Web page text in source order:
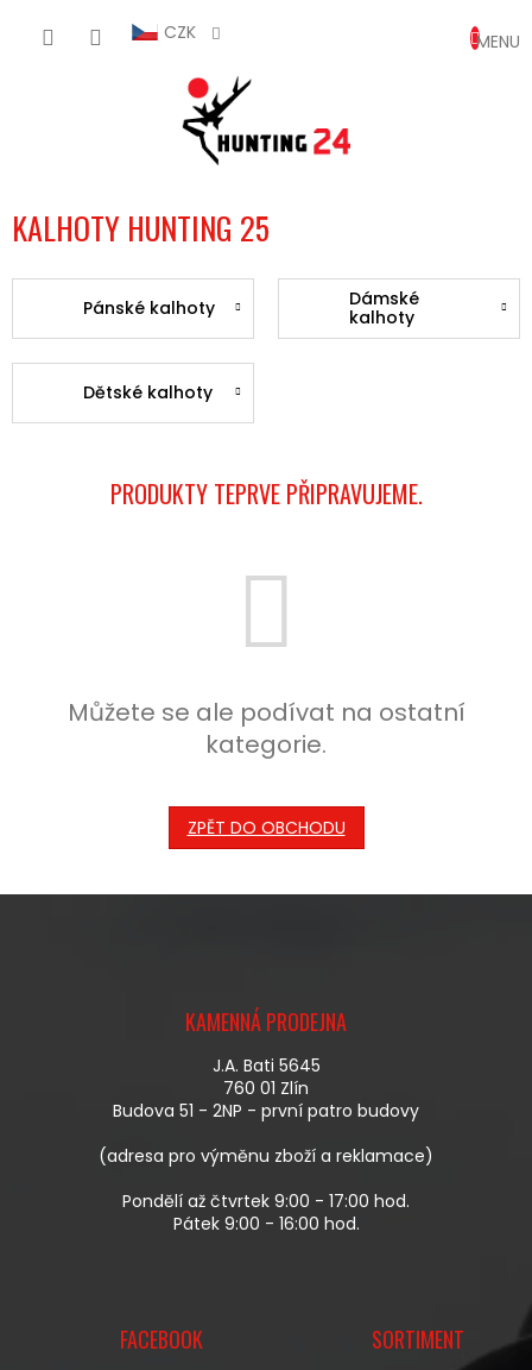
CZK
KOŠÍK
KALHOTY HUNTING 25
Pánské kalhoty
Dámské
kalhoty
Dětské kalhoty
PRODUKTY TEPRVE PŘIPRAVUJEME.
Můžete se ale podívat na ostatní
kategorie.
ZPĚT DO OBCHODU
KAMENNÁ PRODEJNA
J.A. Bati 5645
760 01 Zlín
Budova 51 - 2NP - první patro budovy
(adresa pro výměnu zboží a reklamace)
Pondělí až čtvrtek 9:00 - 17:00 hod.
Pátek 9:00 - 16:00 hod.
FACEBOOK SORTIMENT